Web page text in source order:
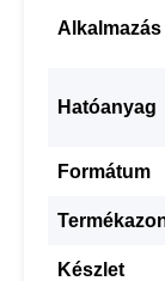
Alkalmazás
Hatóanyag
Formátum
Készlet